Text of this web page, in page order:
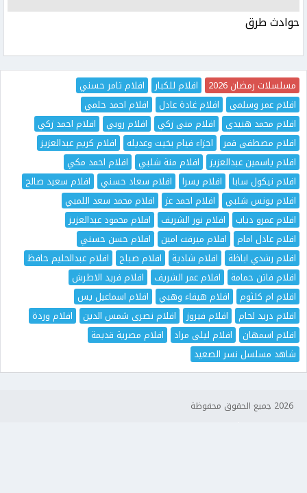
حوادث طرق
مسلسلات رمضان 2026 افلام للكبار
افلام تامر حسني
افلام عمر وسلمى
افلام غادة عادل
افلام احمد حلمي
افلام محمد هنيدي
افلام منى زكي افلام روبي
افلام احمد زكي
افلام مصطفى قمر
اجزاء فيام بخيت وعديله
افلام كريم عبدالعزيز
افلام ياسمين عبدالعزيز
افلام منة شلبي
افلام احمد مكي
افلام نيكول سابا
افلام يسرا افلام سعاد حسني
افلام سعيد صالح
افلام يونس شلبي
افلام احمد عز
افلام محمد سعد اللمبي
افلام عمرو دياب
افلام نور الشريف
افلام محمود عبدالعزيز
افلام عادل امام
افلام ميرفت امين
افلام حسن حسني
افلام رشدي اباظة
افلام شادية افلام صباح
افلام عبدالحليم حافظ
افلام فاتن حمامة
افلام عمر الشريف
افلام فريد الاطرش
افلام ام كلثوم
افلام هيفاء وهبي
افلام اسماعيل يس
افلام دريد لحام
افلام فيروز افلام نصرى شمس الدين
افلام وردة
افلام اسمهان
افلام ليلى مراد
افلام مصرية قديمة
شاهد مسلسل نسر الصعيد
2026 جميع الحقوق محفوظة